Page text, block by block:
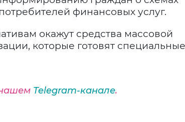
финансовых услуг.
окажут средства массовой
которые готовят специальные
Telegram-канале.